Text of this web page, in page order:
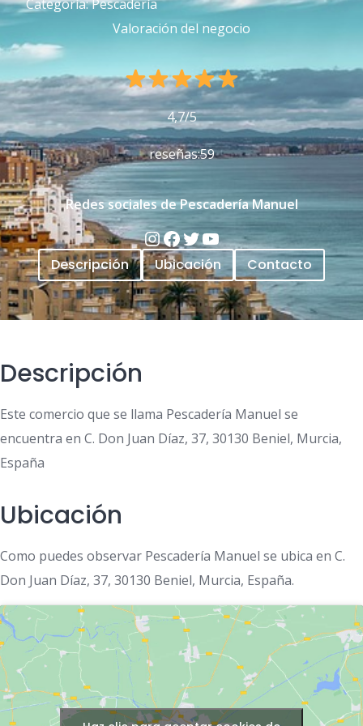
Categoría: Pescadería
Valoración del negocio
4,7/5
reseñas:59
Redes sociales de Pescadería Manuel
Descripción Ubicación Contacto
Descripción
Este comercio que se llama Pescadería Manuel se
encuentra en C. Don Juan Díaz, 37, 30130 Beniel, Murcia,
España
Ubicación
Como puedes observar Pescadería Manuel se ubica en C.
Don Juan Díaz, 37, 30130 Beniel, Murcia, España.